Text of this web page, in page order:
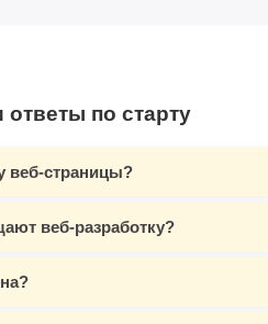
по старту
веб-страницы?
веб-разработку?